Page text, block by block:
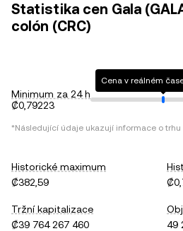
Statistika cen Gala
colón (CRC)
Minimum za 24 h
₡0,79223
Cena v reálném
*Následující údaje ukazují informace o trhu
Historické maximum
₡382,59
Tržní kapitalizace
₡39 764 267 460
49